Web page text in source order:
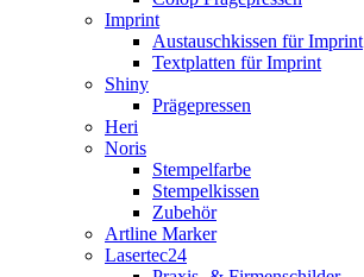
Imprint
Austauschkissen für Imprint
Textplatten für Imprint
Shiny
Prägepressen
Heri
Noris
Stempelfarbe
Stempelkissen
Zubehör
Artline Marker
Lasertec24